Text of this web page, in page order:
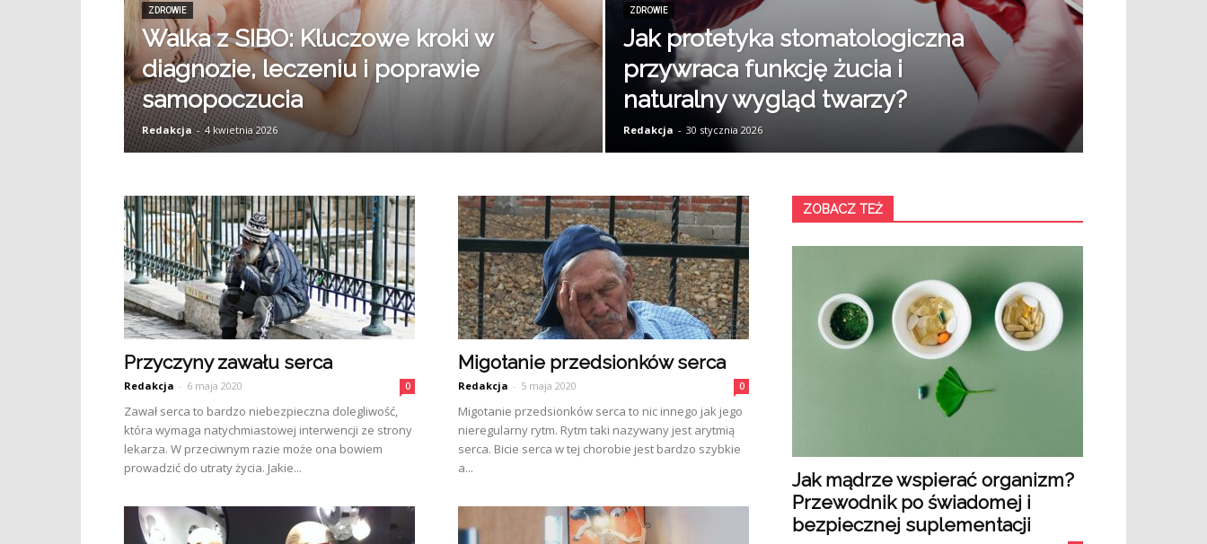
ZDROWIE
Walka z SIBO: Kluczowe kroki w
diagnozie, leczeniu i poprawie
samopoczucia
Redakcja - 4 kwietnia 2026
ZDROWIE
Jak protetyka stomatologiczna
przywraca funkcję żucia i
naturalny wygląd twarzy?
Redakcja - 30 stycznia 2026
Przyczyny zawału serca
Redakcja - 6 maja 2020 0
Zawał serca to bardzo niebezpieczna dolegliwość,
która wymaga natychmiastowej interwencji ze strony
lekarza. W przeciwnym razie może ona bowiem
prowadzić do utraty życia. Jakie...
Migotanie przedsionków serca
Redakcja - 5 maja 2020 0
Migotanie przedsionków serca to nic innego jak jego
nieregularny rytm. Rytm taki nazywany jest arytmią
serca. Bicie serca w tej chorobie jest bardzo szybkie
a...
ZOBACZ TEŻ
Jak mądrze wspierać organizm?
Przewodnik po świadomej i
bezpiecznej suplementacji